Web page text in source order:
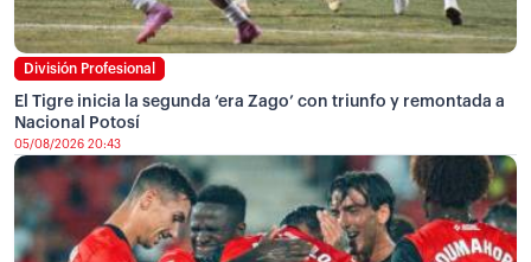
División Profesional
El Tigre inicia la segunda ‘era Zago’ con triunfo y remontada a
Nacional Potosí
05/08/2026 20:43